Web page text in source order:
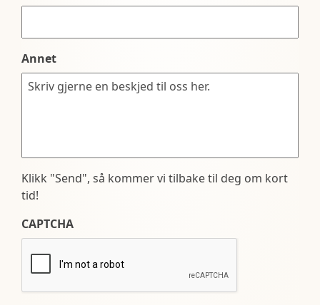
Annet
Klikk "Send", så kommer vi tilbake til deg om kort
tid!
CAPTCHA